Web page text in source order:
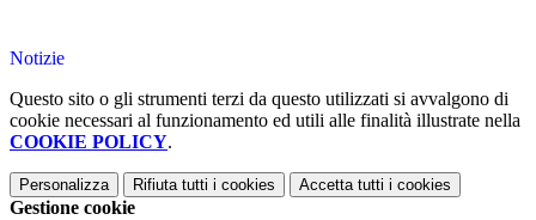
Notizie
Questo sito o gli strumenti terzi da questo utilizzati si avvalgono di
cookie necessari al funzionamento ed utili alle finalità illustrate nella
COOKIE POLICY.
Personalizza Rifiuta tutti i cookies Accetta tutti i cookies
Gestione cookie